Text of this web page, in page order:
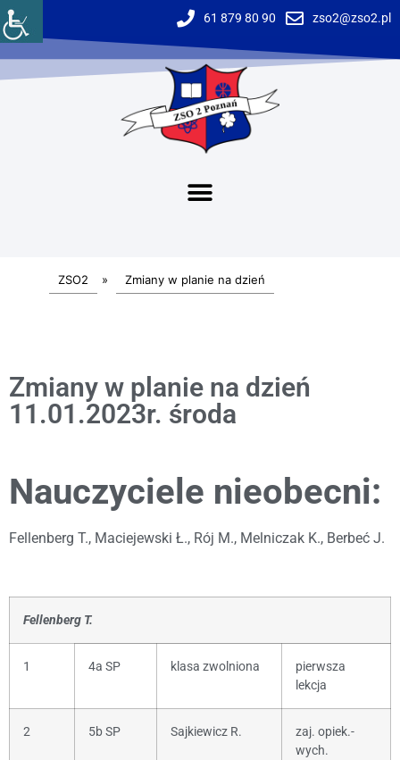
61 879 80 90 zso2@zso2.pl
ZSO2 » Zmiany w planie na dzień
Zmiany w planie na dzień
11.01.2023r. środa
Nauczyciele nieobecni:
Fellenberg T., Maciejewski Ł., Rój M., Melniczak K., Berbeć J.
Fellenberg T.
1 4a SP klasa zwolniona
pierwsza
lekcja
2 5b SP Sajkiewicz R.
zaj. opiek.-
wych.